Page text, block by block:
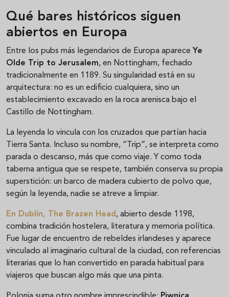
Qué bares históricos siguen
abiertos en Europa
Entre los pubs más legendarios de Europa aparece Ye
Olde Trip to Jerusalem, en Nottingham, fechado
tradicionalmente en 1189. Su singularidad está en su
arquitectura: no es un edificio cualquiera, sino un
establecimiento excavado en la roca arenisca bajo el
Castillo de Nottingham.
La leyenda lo vincula con los cruzados que partían hacia
Tierra Santa. Incluso su nombre, “Trip”, se interpreta como
parada o descanso, más que como viaje. Y como toda
taberna antigua que se respete, también conserva su propia
superstición: un barco de madera cubierto de polvo que,
según la leyenda, nadie se atreve a limpiar.
En Dublín, The Brazen Head, abierto desde 1198,
combina tradición hostelera, literatura y memoria política.
Fue lugar de encuentro de rebeldes irlandeses y aparece
vinculado al imaginario cultural de la ciudad, con referencias
literarias que lo han convertido en parada habitual para
viajeros que buscan algo más que una pinta.